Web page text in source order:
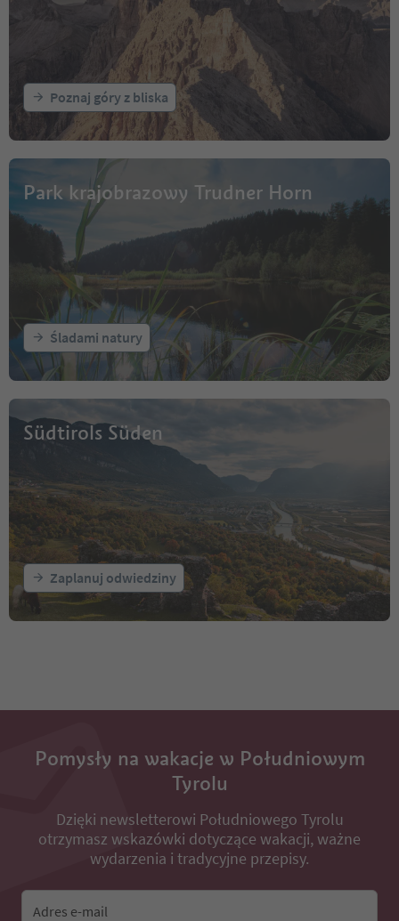
Poznaj góry z bliska
Park krajobrazowy Trudner Horn
Śladami natury
Südtirols Süden
Zaplanuj odwiedziny
Pomysły na wakacje w Południowym
Tyrolu
Dzięki newsletterowi Południowego Tyrolu
otrzymasz wskazówki dotyczące wakacji, ważne
wydarzenia i tradycyjne przepisy.
Adres e-mail